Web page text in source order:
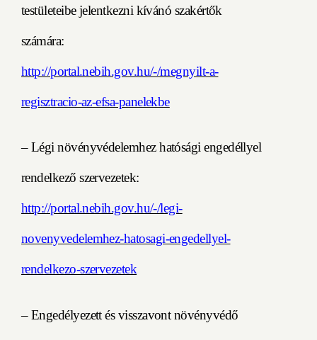
testületeibe jelentkezni kívánó szakértők
számára:
http://portal.nebih.gov.hu/-/megnyilt-a-
regisztracio-az-efsa-panelekbe
– Légi növényvédelemhez hatósági engedéllyel
rendelkező szervezetek:
http://portal.nebih.gov.hu/-/legi-
novenyvedelemhez-hatosagi-engedellyel-
rendelkezo-szervezetek
– Engedélyezett és visszavont növényvédő